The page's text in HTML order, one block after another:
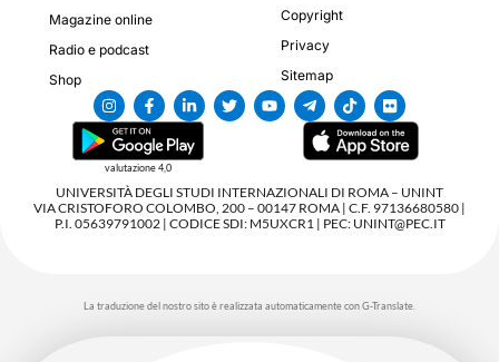
Magazine online
Radio e podcast
Shop
Copyright
Privacy
Sitemap
valutazione 4,0
UNIVERSITÀ DEGLI STUDI INTERNAZIONALI DI ROMA – UNINT
VIA CRISTOFORO COLOMBO, 200 – 00147 ROMA | C.F. 97136680580 |
P.I. 05639791002 | CODICE SDI: M5UXCR1 | PEC: UNINT@PEC.IT
La traduzione del nostro sito è realizzata automaticamente con G-Translate.